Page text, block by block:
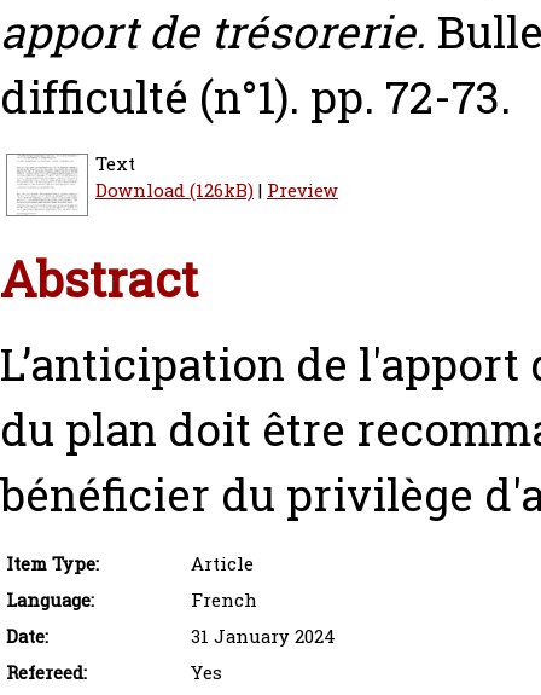
apport de trésorerie.
difficulté (n°1). pp. 72-73.
Text
Download (126kB)| Preview
Abstract
L’anticipation de
du plan doit être
bénéficier du privilège
Item Type:
Article
Language:
French
Date:
31 January 2024
Refereed:
Yes